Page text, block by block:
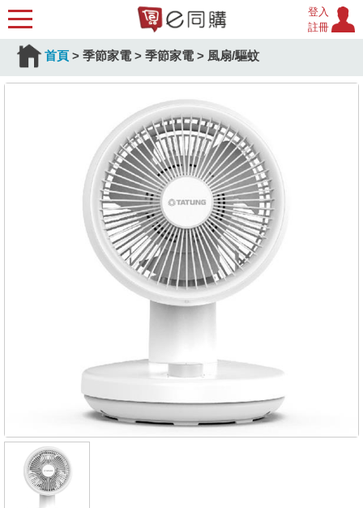
登入
註冊
首頁 > 季節家電 > 季節家電 > 風扇/驅蚊